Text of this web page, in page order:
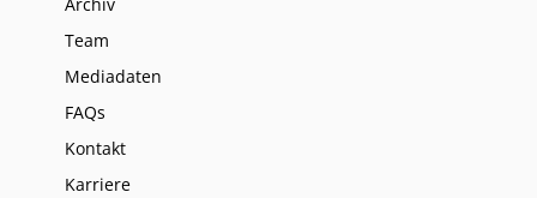
Archiv
Team
Mediadaten
FAQs
Kontakt
Karriere